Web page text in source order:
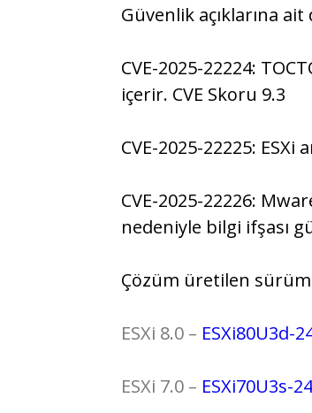
Güvenlik açıklarına
CVE-2025-22224:
içerir. CVE Skoru 9.3
CVE-2025-22225:
CVE-2025-22226:
nedeniyle bilgi ifşası
Çözüm üretilen
ESXi 8.0 – ESXi80U3d-
ESXi 7.0 – ESXi70U3s-